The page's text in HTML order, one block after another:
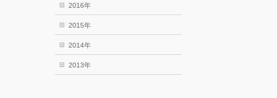
2016年
2015年
2014年
2013年